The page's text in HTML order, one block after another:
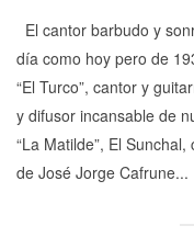
El cantor barbudo y
día como hoy pero de
“El Turco”, cantor y
y difusor incansable de
“La Matilde”, El
de José Jorge Cafrune...